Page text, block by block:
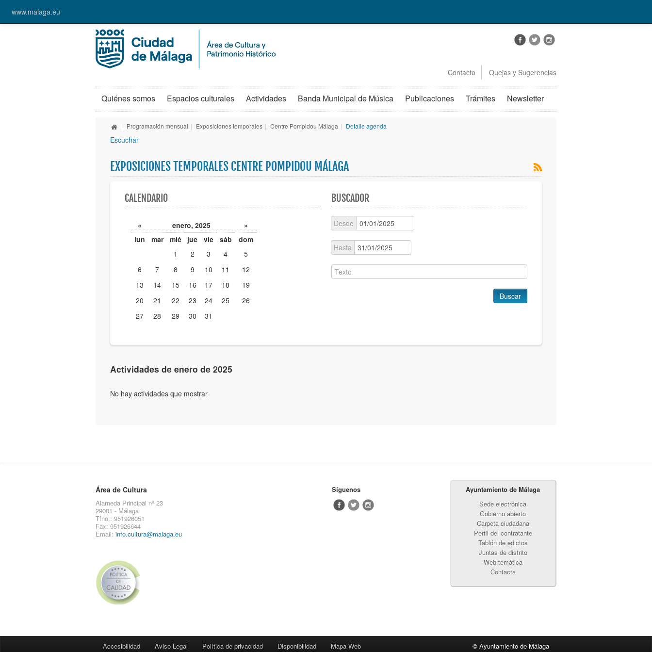
www.malaga.eu
Contacto Quejas y Sugerencias
Quiénes somos Espacios culturales Actividades Banda Municipal de Música Publicaciones Trámites Newsletter
| Programación mensual | Exposiciones temporales | Centre Pompidou Málaga | Detalle agenda
Escuchar
EXPOSICIONES TEMPORALES CENTRE POMPIDOU MÁLAGA
CALENDARIO
« enero, 2025
»
lun
mar mié jue vie sáb
dom
1
2 3 4
5
6
7 8 9 10 11
12
13
14 15 16 17 18
19
20
21 22 23 24 25
26
27
28 29 30 31
BUSCADOR
Desde
Hasta
Buscar
Actividades de enero de 2025
No hay actividades que mostrar
Área de Cultura
Alameda Principal nº 23
29001 - Málaga
Tfno.: 951926051
Fax: 951926644
Email: info.cultura@malaga.eu
Síguenos
Ayuntamiento de Málaga
Sede electrónica
Gobierno abierto
Carpeta ciudadana
Perfil del contratante
Tablón de edictos
Juntas de distrito
Web temática
Contacta
Accesibilidad Aviso Legal Política de privacidad Disponibilidad Mapa Web © Ayuntamiento de Málaga